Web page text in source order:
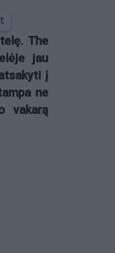
The
jau
į
ne
vakarą